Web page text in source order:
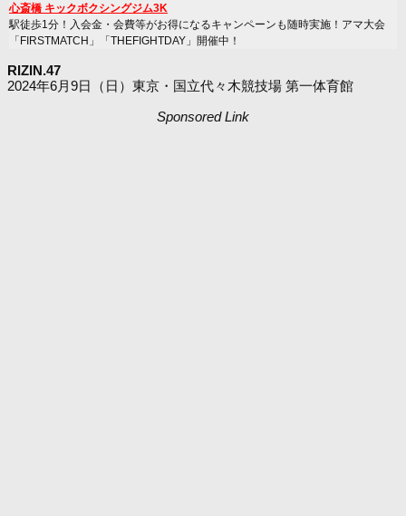
心斎橋 キックボクシングジム3K
駅徒歩1分！入会金・会費等がお得になるキャンペーンも随時実施！アマ大会
「FIRSTMATCH」「THEFIGHTDAY」開催中！
RIZIN.47
2024年6月9日（日）東京・国立代々木競技場 第一体育館
Sponsored Link